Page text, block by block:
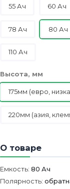
55 Ач 60 Ач
78 Ач 80 Ач
110 Ач
Высота, мм
175мм (евро,
220мм (азия,
О товаре
Емкость:80 Ач
Полярность: